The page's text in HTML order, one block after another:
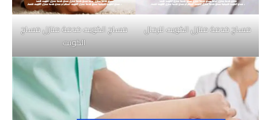
مساج خدمة منازل الكويت للرجال
مساج الكويت خدمة منازل مساج
الكويت